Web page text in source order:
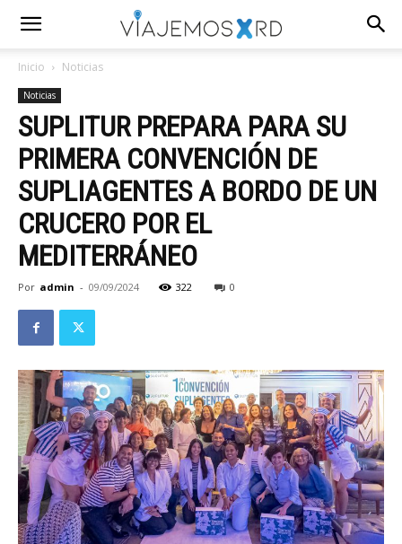
Inicio Noticias
Noticias
SUPLITUR PREPARA PARA SU
PRIMERA CONVENCIÓN DE
SUPLIAGENTES A BORDO DE UN
CRUCERO POR EL
MEDITERRÁNEO
Por admin - 09/09/2024 322 0